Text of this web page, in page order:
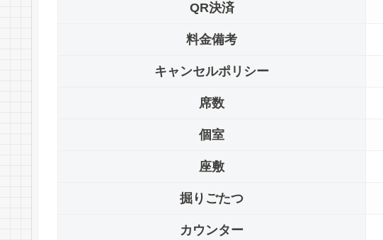
QR決済
料金備考
キャンセルポリシー
席数
個室
座敷
掘りごたつ
カウンター